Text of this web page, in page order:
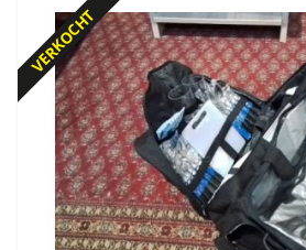
VERKOCHT